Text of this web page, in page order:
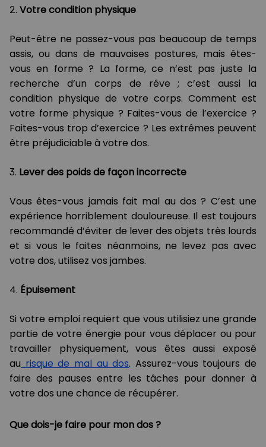
2. Votre condition physique
Peut-être ne passez-vous pas beaucoup de temps
assis, ou dans de mauvaises postures, mais êtes-
vous en forme ? La forme, ce n’est pas juste la
recherche d’un corps de rêve ; c’est aussi la
condition physique de votre corps. Comment est
votre forme physique ? Faites-vous de l’exercice ?
Faites-vous trop d’exercice ? Les extrêmes peuvent
être préjudiciable à votre dos.
3. Lever des poids de façon incorrecte
Vous êtes-vous jamais fait mal au dos ? C’est une
expérience horriblement douloureuse. Il est toujours
recommandé d’éviter de lever des objets très lourds
et si vous le faites néanmoins, ne levez pas avec
votre dos, utilisez vos jambes.
4. Épuisement
Si votre emploi requiert que vous utilisiez une grande
partie de votre énergie pour vous déplacer ou pour
travailler physiquement, vous êtes aussi exposé
au risque de mal au dos. Assurez-vous toujours de
faire des pauses entre les tâches pour donner à
votre dos une chance de récupérer.
Que dois-je faire pour mon dos ?